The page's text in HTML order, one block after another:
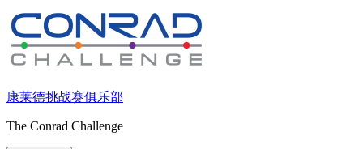
跳
至
内
容
康莱德挑战赛俱乐部
The Conrad Challenge